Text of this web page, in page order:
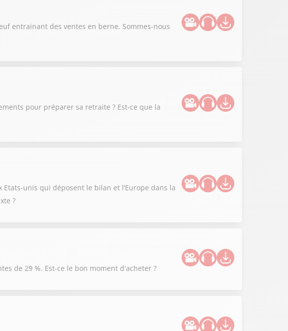
entrainant des ventes en berne. Sommes-nous
pour préparer sa retraite ? Est-ce que la
unis qui déposent le bilan et l’Europe dans la
?
de 29 %. Est-ce le bon moment d'acheter ?